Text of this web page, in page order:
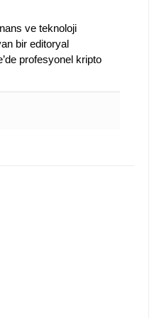
ve teknoloji
bir editoryal
profesyonel kripto